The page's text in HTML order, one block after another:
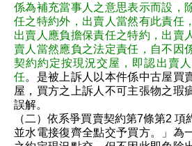
係為補充當事人之意思表示而設，
任之特約外，出賣人當然有此責任
出賣人應負擔保責任之特約，出賣
賣人當然應負之法定責任，自不因
契約約定按現況交屋，即認出賣
任。是被上訴人以本件係中古屋買
屋，買方之上訴人不可主張物之瑕
誤解。
（二）依系爭買賣契約第7條第2
並水電接復齊全點交予買方。」為